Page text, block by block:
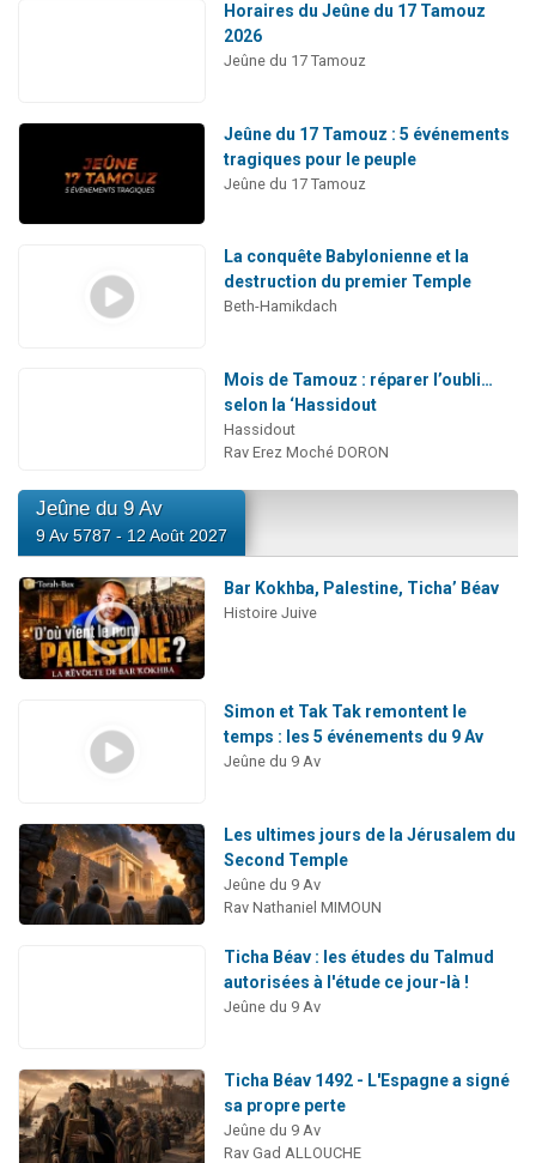
Horaires du Jeûne du 17 Tamouz
2026
Jeûne du 17 Tamouz
Jeûne du 17 Tamouz : 5 événements
tragiques pour le peuple
Jeûne du 17 Tamouz
La conquête Babylonienne et la
destruction du premier Temple
Beth-Hamikdach
Mois de Tamouz : réparer l’oubli…
selon la ‘Hassidout
Hassidout
Rav Erez Moché DORON
Jeûne du 9 Av
9 Av 5787 - 12 Août 2027
Bar Kokhba, Palestine, Ticha’ Béav
Histoire Juive
Simon et Tak Tak remontent le
temps : les 5 événements du 9 Av
Jeûne du 9 Av
Les ultimes jours de la Jérusalem du
Second Temple
Jeûne du 9 Av
Rav Nathaniel MIMOUN
Ticha Béav : les études du Talmud
autorisées à l'étude ce jour-là !
Jeûne du 9 Av
Ticha Béav 1492 - L'Espagne a signé
sa propre perte
Jeûne du 9 Av
Rav Gad ALLOUCHE